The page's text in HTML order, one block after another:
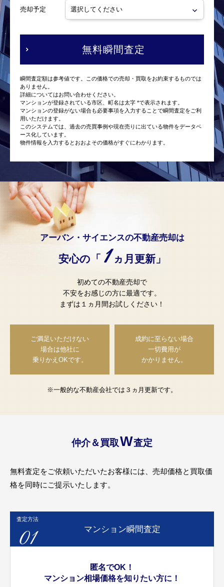
売却予定
無料瞬間査定
瞬間査定額は参考値です。この価格での売却・買取をお約束するものでは
ありません。
詳細についてはお問い合わせください。
マンションが登録されている市区、町名は太字 *で表示されます。
マンションの登録がない場合も必要事項を入力することで瞬間査定をご利
用いただけます。
このシステムでは、過去の売買事例や現在売りに出ている物件をデータベ
ース化しています。
物件情報を入力するとおおよその価格がすぐにわかります。
アーバン・サイエンスの不動産売却は
安心の「 1 ヵ月更新」
初めての不動産売却で
不安をお感じの方に最適です。
まずは１ヵ月間お試しください！
ご満足いただけない
場合は他社に
乗りかえOKです。
成約に至らない場合
一切費用が
かかりません。
※一般的な不動産会社では３ヵ月更新です。
仲介＆買取W査定
無料査定をご依頼いただいたお客様には、売却価格と買取価
格を同時にご提示いたします。
査定方法
01 マンション瞬間査定
匿名でOK！
マンション相場価格を知りたい方に！